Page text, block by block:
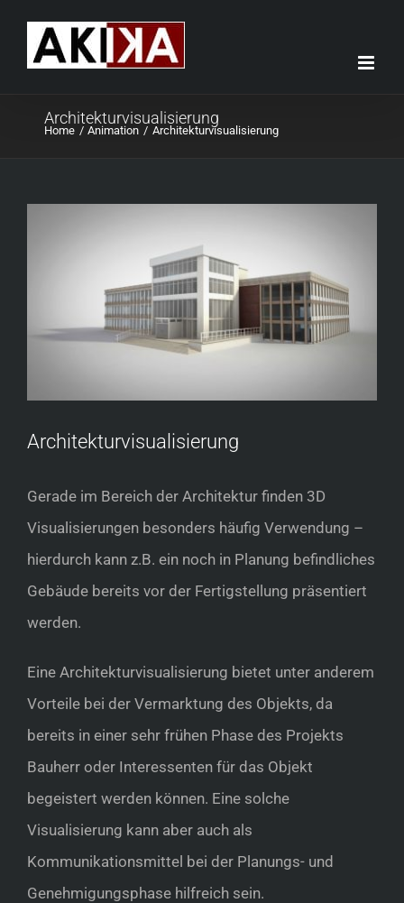
Architekturvisualisierung
Home Animation Architekturvisualisierung
Architekturvisualisierung
Gerade im Bereich der Architektur finden 3D
Visualisierungen besonders häufig Verwendung –
hierdurch kann z.B. ein noch in Planung befindliches
Gebäude bereits vor der Fertigstellung präsentiert
werden.
Eine Architekturvisualisierung bietet unter anderem
Vorteile bei der Vermarktung des Objekts, da
bereits in einer sehr frühen Phase des Projekts
Bauherr oder Interessenten für das Objekt
begeistert werden können. Eine solche
Visualisierung kann aber auch als
Kommunikationsmittel bei der Planungs- und
Genehmigungsphase hilfreich sein.